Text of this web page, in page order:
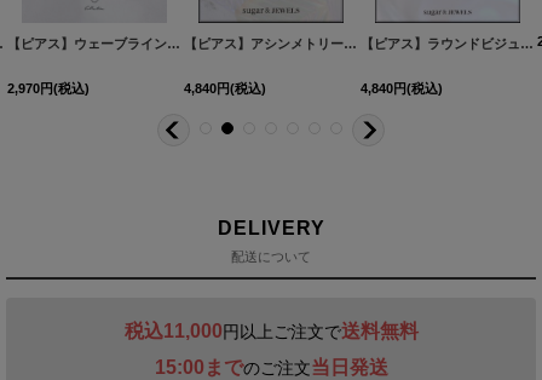
1]
[NE355-260528-1]
】[OF02] [NE337-260530-1]
【ピアス】ウェーブラインロングピアス【Fサイズ/1カラー】 [MG-PI402-GD-F ]
2,970円(税込)
【ピアス】アシンメトリーバタフライビジューピアス【Fサイズ/1カラー】[OF02]
4,840円(税込)
【ピアス】ラウンドビジュースクエアピアス【Fサイズ/1カラー】[OF02]
4,840円(税込)
DELIVERY
配送について
税込11,000円以上ご注文で送料無料
15:00までのご注文当日発送